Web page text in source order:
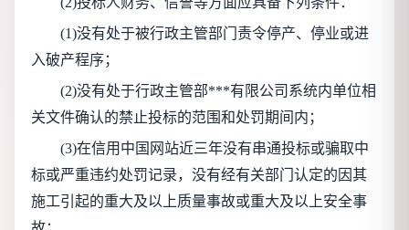
(1)没有处于被行政主管部门责令停产、停业或进
入破产程序；
(2)没有处于行政主管部***有限公司系统内单位相
关文件确认的禁止投标的范围和处罚期间内；
(3)在信用中国网站近三年没有串通投标或骗取中
标或严重违约处罚记录，没有经有关部门认定的因其
施工引起的重大及以上质量事故或重大及以上安全事